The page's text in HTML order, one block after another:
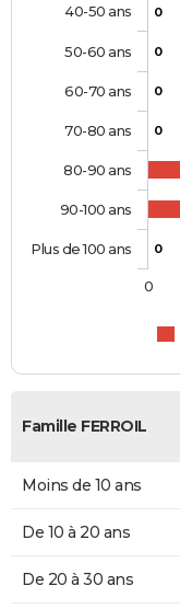
0
0
0
0
0
40-50 ans
50-60 ans
60-70 ans
70-80 ans
80-90 ans
90-100 ans
Plus de 100 ans
0
Famille FERROIL
Moins de 10 ans
De 10 à 20 ans
De 20 à 30 ans